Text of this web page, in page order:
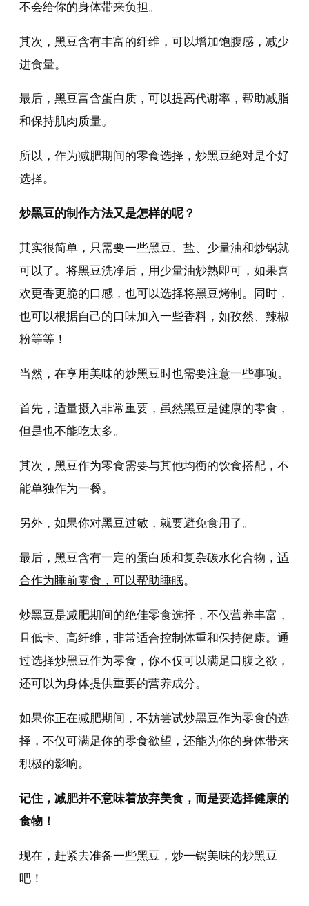
不会给你的身体带来负担。
其次，黑豆含有丰富的纤维，可以增加饱腹感，减少
进食量。
最后，黑豆富含蛋白质，可以提高代谢率，帮助减脂
和保持肌肉质量。
所以，作为减肥期间的零食选择，炒黑豆绝对是个好
选择。
炒黑豆的制作方法又是怎样的呢？
其实很简单，只需要一些黑豆、盐、少量油和炒锅就
可以了。将黑豆洗净后，用少量油炒熟即可，如果喜
欢更香更脆的口感，也可以选择将黑豆烤制。同时，
也可以根据自己的口味加入一些香料，如孜然、辣椒
粉等等！
当然，在享用美味的炒黑豆时也需要注意一些事项。
首先，适量摄入非常重要，虽然黑豆是健康的零食，
但是也不能吃太多 。
其次，黑豆作为零食需要与其他均衡的饮食搭配，不
能单独作为一餐。
另外，如果你对黑豆过敏，就要避免食用了。
最后，黑豆含有一定的蛋白质和复杂碳水化合物， 适
合作为睡前零食，可以帮助睡眠。
炒黑豆是减肥期间的绝佳零食选择，不仅营养丰富，
且低卡、高纤维，非常适合控制体重和保持健康。通
过选择炒黑豆作为零食，你不仅可以满足口腹之欲，
还可以为身体提供重要的营养成分。
如果你正在减肥期间，不妨尝试炒黑豆作为零食的选
择，不仅可满足你的零食欲望，还能为你的身体带来
积极的影响。
记住，减肥并不意味着放弃美食，而是要选择健康的
食物！
现在，赶紧去准备一些黑豆，炒一锅美味的炒黑豆
吧！